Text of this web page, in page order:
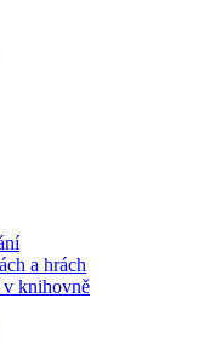
a hrách
knihovně